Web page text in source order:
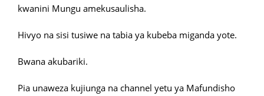
kwanini Mungu amekusaulisha.
Hivyo na sisi tusiwe na tabia ya kubeba miganda yote.
Bwana akubariki.
Pia unaweza kujiunga na channel yetu ya Mafundisho